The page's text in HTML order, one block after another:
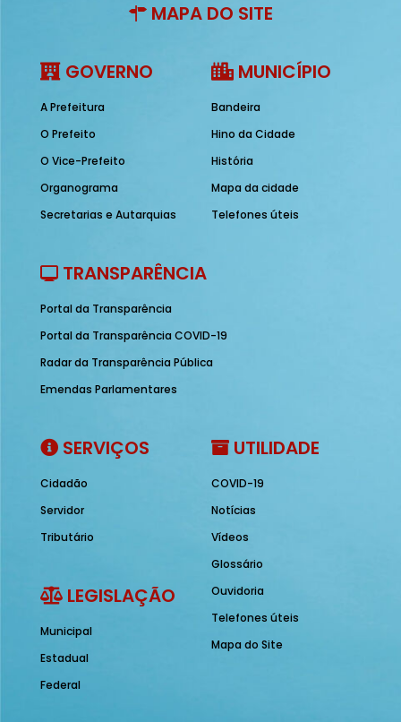
MAPA DO SITE
GOVERNO
A Prefeitura
O Prefeito
O Vice-Prefeito
Organograma
Secretarias e Autarquias
MUNICÍPIO
Bandeira
Hino da Cidade
História
Mapa da cidade
Telefones úteis
TRANSPARÊNCIA
Portal da Transparência
Portal da Transparência COVID-19
Radar da Transparência Pública
Emendas Parlamentares
SERVIÇOS
Cidadão
Servidor
Tributário
LEGISLAÇÃO
Municipal
Estadual
Federal
UTILIDADE
COVID-19
Notícias
Vídeos
Glossário
Ouvidoria
Telefones úteis
Mapa do Site